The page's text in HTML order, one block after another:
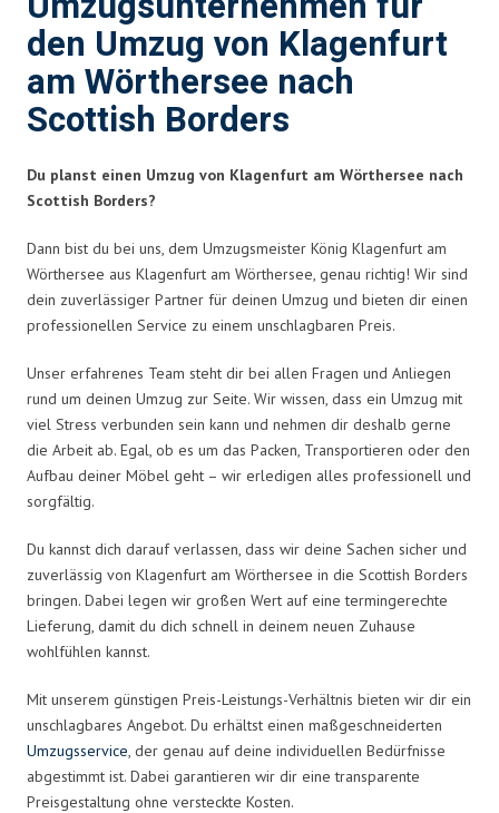
den Umzug von Klagenfurt
am Wörthersee nach
Scottish Borders
Du planst einen Umzug von Klagenfurt am Wörthersee nach
Scottish Borders?
Dann bist du bei uns, dem Umzugsmeister König Klagenfurt am
Wörthersee aus Klagenfurt am Wörthersee, genau richtig! Wir sind
dein zuverlässiger Partner für deinen Umzug und bieten dir einen
professionellen Service zu einem unschlagbaren Preis.
Unser erfahrenes Team steht dir bei allen Fragen und Anliegen
rund um deinen Umzug zur Seite. Wir wissen, dass ein Umzug mit
viel Stress verbunden sein kann und nehmen dir deshalb gerne
die Arbeit ab. Egal, ob es um das Packen, Transportieren oder den
Aufbau deiner Möbel geht – wir erledigen alles professionell und
sorgfältig.
Du kannst dich darauf verlassen, dass wir deine Sachen sicher und
zuverlässig von Klagenfurt am Wörthersee in die Scottish Borders
bringen. Dabei legen wir großen Wert auf eine termingerechte
Lieferung, damit du dich schnell in deinem neuen Zuhause
wohlfühlen kannst.
Mit unserem günstigen Preis-Leistungs-Verhältnis bieten wir dir ein
unschlagbares Angebot. Du erhältst einen maßgeschneiderten
Umzugsservice, der genau auf deine individuellen Bedürfnisse
abgestimmt ist. Dabei garantieren wir dir eine transparente
Preisgestaltung ohne versteckte Kosten.